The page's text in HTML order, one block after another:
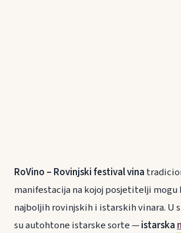
RoVino – Rovinjski festival vina
manifestacija na kojoj posjetitelji mogu
najboljih rovinjskih i istarskih vinara. U
su autohtone istarske sorte —istarska